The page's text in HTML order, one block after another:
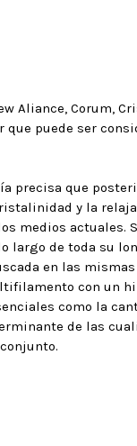
Aliance, Corum,
puede ser
precisa que
y la
medios actuales.
largo de toda su
en las
con un
como la
de las